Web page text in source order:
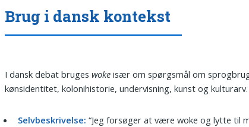
Brug i dansk kontekst
I dansk debat brugeswoke især om spørgsmål om
kønsidentitet, kolonihistorie, undervisning, kunst og
Selvbeskrivelse: “Jeg forsøger at være woke og lytte til